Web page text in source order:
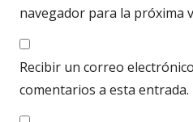
navegador para la próxima
Recibir un correo
comentarios a esta entrada.